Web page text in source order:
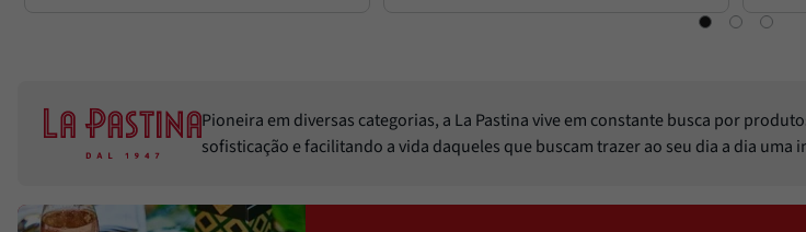
Pioneira em diversas categorias, a La Pastina vive em constante busca por
sofisticação e facilitando a vida daqueles que buscam trazer ao seu dia a dia uma